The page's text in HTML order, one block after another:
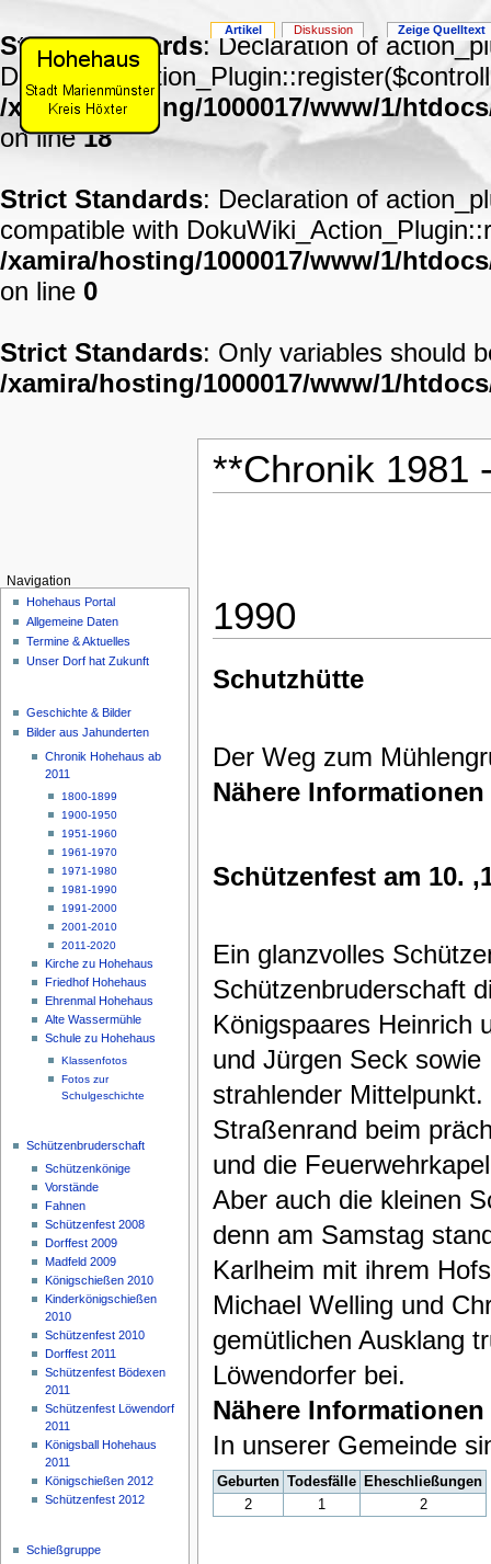
Strict Standards: Declaration of
/xamira/hosting/1000017/www/1/
on line18
Strict Standards: Declaration of
compatible with
/xamira/hosting/1000017/www/1/
on line 0
Strict Standards: Only variables should
/xamira/hosting/1000017/www/1/
**Chronik 1981
1990
Schutzhütte
Der Weg zum
Nähere
Schützenfest am 10.
Ein glanzvolles
Schützenbruderschaft
Königspaares Heinrich
und Jürgen Seck
strahlender
Straßenrand beim
und die
Aber auch die kleinen
denn am Samstag
Karlheim mit ihrem
Michael Welling und
gemütlichen Ausklang
Löwendorfer bei.
Nähere
In unserer Gemeinde
Geburten Todesfälle
Eheschließungen
2
1 2
Artikel Diskussion Zeige Quelltext
Navigation
Hohehaus Portal
Allgemeine Daten
Termine & Aktuelles
Unser Dorf hat Zukunft
Geschichte & Bilder
Bilder aus Jahunderten
Chronik Hohehaus ab
2011
1800-1899
1900-1950
1951-1960
1961-1970
1971-1980
1981-1990
1991-2000
2001-2010
2011-2020
Kirche zu Hohehaus
Friedhof Hohehaus
Ehrenmal Hohehaus
Alte Wassermühle
Schule zu Hohehaus
Klassenfotos
Fotos zur
Schulgeschichte
Schützenbruderschaft
Schützenkönige
Vorstände
Fahnen
Schützenfest 2008
Dorffest 2009
Madfeld 2009
Königschießen 2010
Kinderkönigschießen
2010
Schützenfest 2010
Dorffest 2011
Schützenfest Bödexen
2011
Schützenfest Löwendorf
2011
Königsball Hohehaus
2011
Königschießen 2012
Schützenfest 2012
Schießgruppe